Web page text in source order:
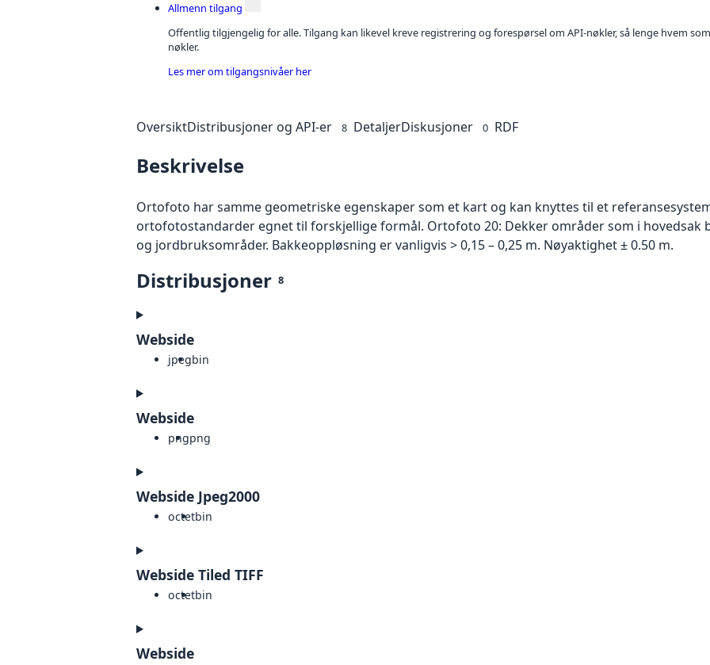
Allmenn tilgang
Offentlig tilgjengelig for alle. Tilgang kan likevel kreve registrering og forespørsel om API-nøkler, så lenge hvem
nøkler.
Les mer om tilgangsnivåer her
OversiktDistribusjoner og API-er 8 DetaljerDiskusjoner 0 RDF
Beskrivelse
Ortofoto har samme geometriske egenskaper som et kart og kan knyttes til et
ortofotostandarder egnet til forskjellige formål. Ortofoto 20: Dekker områder som i hovedsak
og jordbruksområder. Bakkeoppløsning er vanligvis > 0,15 – 0,25 m. Nøyaktighet ± 0.50 m.
Distribusjoner 8
Webside
jpegbin
Webside
pngpng
Webside Jpeg2000
octetbin
Webside Tiled TIFF
octetbin
Webside